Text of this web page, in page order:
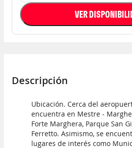
VER
Descripción
Ubicación. Cerca del
encuentra en Mestre -
Forte Marghera, Parque San
Ferretto. Asimismo, se
lugares de interés como